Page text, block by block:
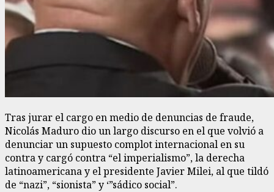
Tras jurar el cargo en medio de denuncias de fraude,
Nicolás Maduro dio un largo discurso en el que volvió a
denunciar un supuesto complot internacional en su
contra y cargó contra “el imperialismo”, la derecha
latinoamericana y el presidente Javier Milei, al que tildó
de “nazi”, “sionista” y ‘”sádico social”.